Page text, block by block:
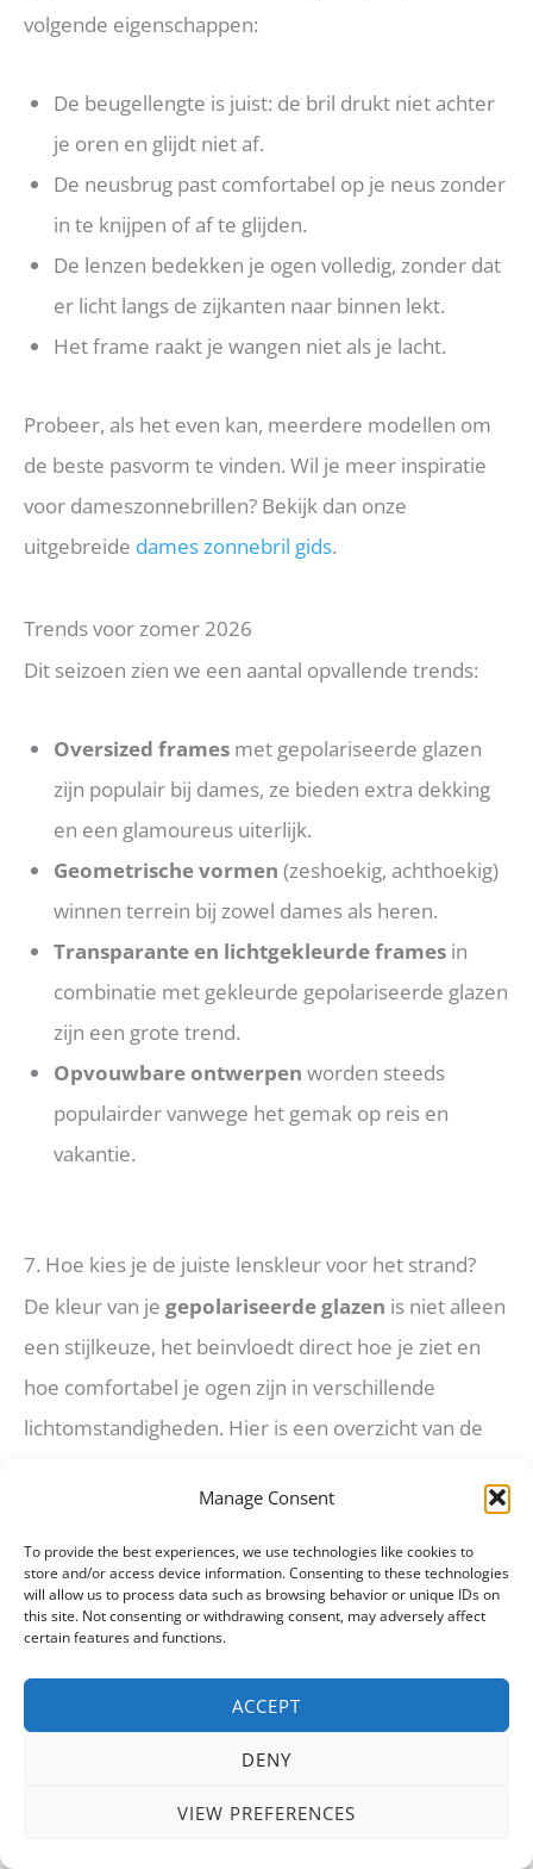
Manage Consent
To provide the best experiences, we use technologies like cookies to
store and/or access device information. Consenting to these technologies
will allow us to process data such as browsing behavior or unique IDs on
this site. Not consenting or withdrawing consent, may adversely affect
certain features and functions.
ACCEPT
DENY
VIEW PREFERENCES
volgende eigenschappen:
De beugellengte is juist: de bril drukt niet achter
je oren en glijdt niet af.
De neusbrug past comfortabel op je neus zonder
in te knijpen of af te glijden.
De lenzen bedekken je ogen volledig, zonder dat
er licht langs de zijkanten naar binnen lekt.
Het frame raakt je wangen niet als je lacht.
Probeer, als het even kan, meerdere modellen om
de beste pasvorm te vinden. Wil je meer inspiratie
voor dameszonnebrillen? Bekijk dan onze
uitgebreide dames zonnebril gids.
Trends voor zomer 2026
Dit seizoen zien we een aantal opvallende trends:
Oversized frames met gepolariseerde glazen
zijn populair bij dames, ze bieden extra dekking
en een glamoureus uiterlijk.
Geometrische vormen (zeshoekig, achthoekig)
winnen terrein bij zowel dames als heren.
Transparante en lichtgekleurde frames in
combinatie met gekleurde gepolariseerde glazen
zijn een grote trend.
Opvouwbare ontwerpen worden steeds
populairder vanwege het gemak op reis en
vakantie.
7. Hoe kies je de juiste lenskleur voor het strand?
De kleur van je gepolariseerde glazen is niet alleen
een stijlkeuze, het beinvloedt direct hoe je ziet en
hoe comfortabel je ogen zijn in verschillende
lichtomstandigheden. Hier is een overzicht van de
Grijs, De veelzijdige keuze
Grijze gepolariseerde glazen bieden de meest
natuurgetrouwe kleurweergave. Ze dimmen het
licht gelijkmatig zonder kleuren te vervormen. Dit
maakt ze ideaal voor op het strand, waar je zowel